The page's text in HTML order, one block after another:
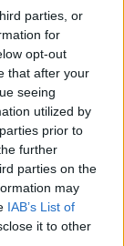
parties, or
for
opt-out
that after your
seeing
utilized by
prior to
further
parties on the
may
IAB’s List of
it to other
ένας
την
16:30